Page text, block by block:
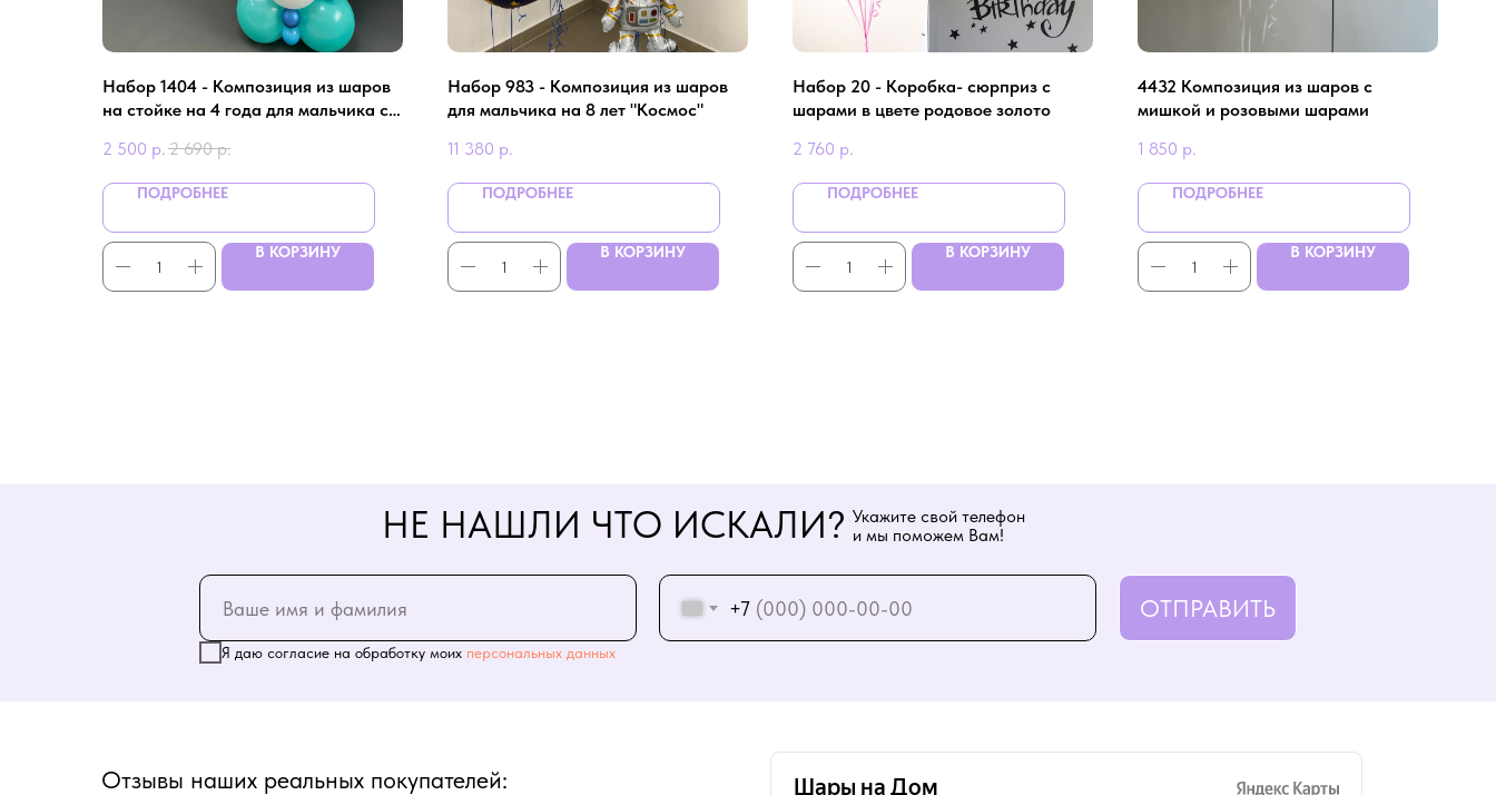
Набор 1404 - Композиция из шаров
на стойке на 4 года для мальчика с
2 500 р. 2 690 р.
ПОДРОБНЕЕ
В КОРЗИНУ
Набор 983 - Композиция из шаров
для мальчика на 8 лет "Космос"
11 380 р.
ПОДРОБНЕЕ
В КОРЗИНУ
Набор 20 - Коробка- сюрприз с
шарами в цвете родовое золото
2 760 р.
ПОДРОБНЕЕ
В КОРЗИНУ
4432 Композиция из шаров с
мишкой и розовыми шарами
1 850 р.
ПОДРОБНЕЕ
В КОРЗИНУ
+7
Я даю согласие на обработку моих персональных данных
ОТПРАВИТЬ
НЕ НАШЛИ ЧТО ИСКАЛИ? Укажите свой телефон
и мы поможем Вам!
Отзывы наших реальных покупателей: